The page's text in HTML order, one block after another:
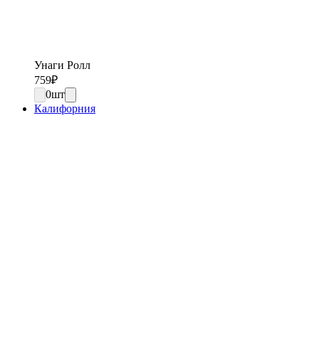
Унаги Ролл
759₽
0шт
Калифорния